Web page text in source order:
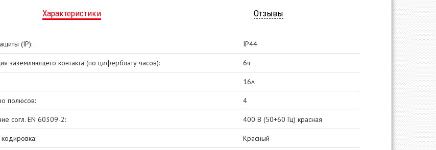
Характеристики Отзывы
(IP): IP44
заземляющего контакта (по циферблату часов): 6ч
16А
полюсов: 4
согл. EN 60309-2: 400 В (50+60 Гц) красная
Красный